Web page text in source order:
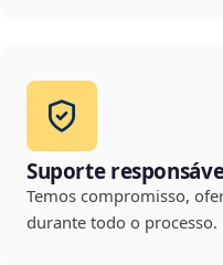
Suporte
Temos compromisso,
durante todo o processo.